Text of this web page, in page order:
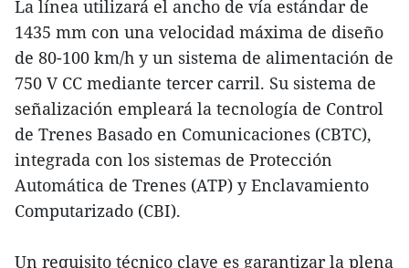
La línea utilizará el ancho de vía estándar de
1435 mm con una velocidad máxima de diseño
de 80-100 km/h y un sistema de alimentación de
750 V CC mediante tercer carril. Su sistema de
señalización empleará la tecnología de Control
de Trenes Basado en Comunicaciones (CBTC),
integrada con los sistemas de Protección
Automática de Trenes (ATP) y Enclavamiento
Computarizado (CBI).
Un requisito técnico clave es garantizar la plena